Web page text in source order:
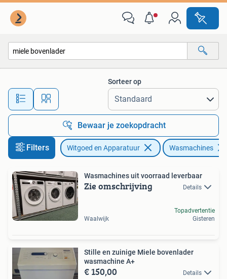
Alle afstanden…
Sorteer op
Bewaar je zoekopdracht
Filters Witgoed en Apparatuur Wasmachines
Wasmachines uit voorraad leverbaar
Zie omschrijving Details
Waalwijk
Topadvertentie
Gisteren
Stille en zuinige Miele bovenlader
wasmachine A+
€ 150,00 Details